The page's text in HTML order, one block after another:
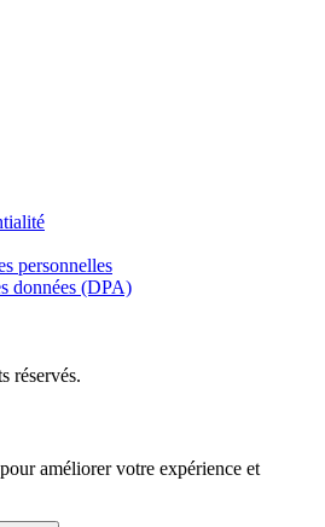
personnelles
données (DPA)
réservés.
améliorer votre expérience et